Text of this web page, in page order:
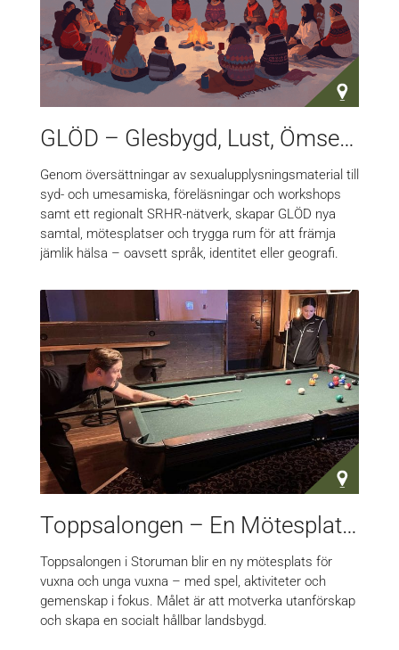
GLÖD – Glesbygd, Lust, Ömsesidighet, Delaktighet
Genom översättningar av sexualupplysningsmaterial till
syd- och umesamiska, föreläsningar och workshops
samt ett regionalt SRHR-nätverk, skapar GLÖD nya
samtal, mötesplatser och trygga rum för att främja
jämlik hälsa – oavsett språk, identitet eller geografi.
Toppsalongen – En Mötesplats för Vuxna
Toppsalongen i Storuman blir en ny mötesplats för
vuxna och unga vuxna – med spel, aktiviteter och
gemenskap i fokus. Målet är att motverka utanförskap
och skapa en socialt hållbar landsbygd.